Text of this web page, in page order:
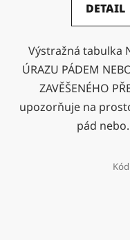
DETAIL
Výstražná tabulka
ÚRAZU PÁDEM
ZAVĚŠENÉHO
upozorňuje na
pád